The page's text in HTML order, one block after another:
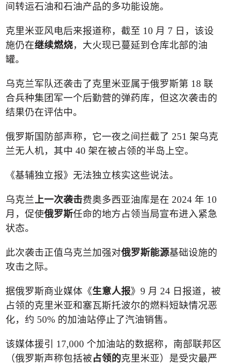
间转运石油和石油产品的多功能设施。
克里米亚风电后来报道称，截至 10 月 7 日，该设
施仍在继续燃烧，大火现已蔓延到仓库北部的油
罐。
乌克兰军队还袭击了克里米亚属于俄罗斯第 18 联
合兵种集团军一个后勤营的弹药库，但这次袭击的
结果仍在评估中。
俄罗斯国防部声称，它一夜之间拦截了 251 架乌克
兰无人机，其中 40 架在被占领的半岛上空。
《基辅独立报》无法独立核实这些说法。
乌克兰上一次袭击费奥多西亚油库是在 2024 年 10
月，促使俄罗斯任命的地方占领当局宣布进入紧急
状态。
此次袭击正值乌克兰加强对俄罗斯能源基础设施的
攻击之际。
据俄罗斯商业媒体《生意人报》 9 月 24 日报道，被
占领的克里米亚和塞瓦斯托波尔的燃料短缺情况恶
化，约 50% 的加油站停止了汽油销售。
该媒体援引 17,000 个加油站的数据称，南部联邦区
（俄罗斯声称包括被占领的克里米亚）是受灾最严